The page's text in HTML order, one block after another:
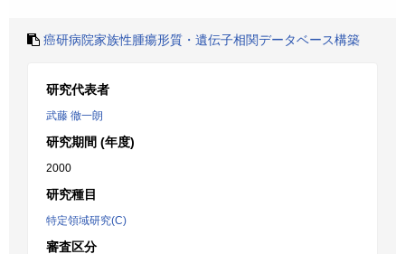
癌研病院家族性腫瘍形質・遺伝子相関データベース構築
研究代表者
武藤 徹一朗
研究期間 (年度)
2000
研究種目
特定領域研究(C)
審査区分